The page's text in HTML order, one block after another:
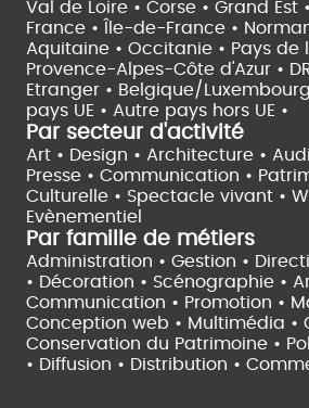
Val de Loire • Corse • Grand Est •
France •
Île-de-France •
Aquitaine • Occitanie • Pays de
Provence-Alpes-Côte d'Azur •
Etranger • Belgique/
pays UE • Autre pays hors UE •
Par secteur d'activité
Art • Design • Architecture •
Presse • Communication •
Culturelle • Spectacle vivant •
Evènementiel
Par famille de métiers
Administration • Gestion •
• Décoration • Scénographie •
Communication • Promotion •
Conception web • Multimédia •
Conservation du Patrimoine •
• Diffusion • Distribution •